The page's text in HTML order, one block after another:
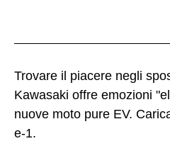
Trovare il piacere negli
Kawasaki offre emozioni
nuove moto pure EV.
e-1.